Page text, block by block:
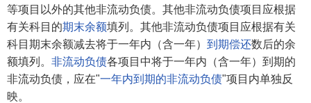
等项目以外的其他非流动负债。其他非流动负债项目应根据
有关科目的期末余额填列。其他非流动负债项目应根据有关
科目期末余额减去将于一年内（含一年） 到期偿还数后的余
额填列。 非流动负债各项目中将于一年内（含一年）到期的
非流动负债，应在"一年内到期的非流动负债"项目内单独反
映。